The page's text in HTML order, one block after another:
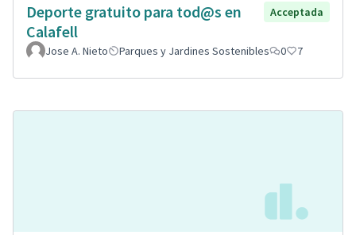
Deporte gratuito para tod@s en
Calafell
Acceptada
Jose A. Nieto Parques y Jardines Sostenibles 0 7